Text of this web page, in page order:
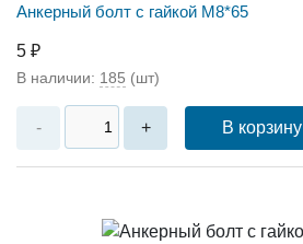
Анкерный болт с гайкой М8*65
5 ₽
В наличии: 185 (шт)
- + В корзину